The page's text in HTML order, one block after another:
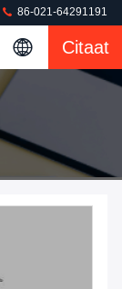
86-021-64291191
Citaat